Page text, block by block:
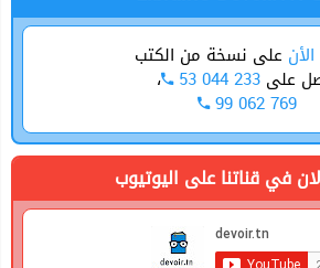
الأن على نسخة من الكتب
على 53 044 233 ،
99 062 769
في قناتنا على اليوتيوب